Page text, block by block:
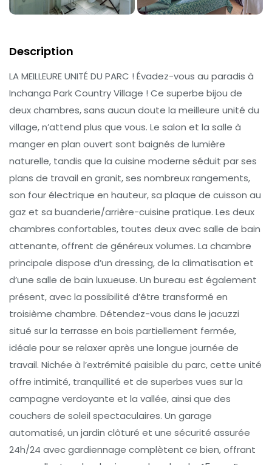
Description
LA MEILLEURE UNITÉ DU PARC ! Évadez-vous au paradis à
Inchanga Park Country Village ! Ce superbe bijou de
deux chambres, sans aucun doute la meilleure unité du
village, n’attend plus que vous. Le salon et la salle à
manger en plan ouvert sont baignés de lumière
naturelle, tandis que la cuisine moderne séduit par ses
plans de travail en granit, ses nombreux rangements,
son four électrique en hauteur, sa plaque de cuisson au
gaz et sa buanderie/arrière-cuisine pratique. Les deux
chambres confortables, toutes deux avec salle de bain
attenante, offrent de généreux volumes. La chambre
principale dispose d’un dressing, de la climatisation et
d’une salle de bain luxueuse. Un bureau est également
présent, avec la possibilité d’être transformé en
troisième chambre. Détendez-vous dans le jacuzzi
situé sur la terrasse en bois partiellement fermée,
idéale pour se relaxer après une longue journée de
travail. Nichée à l’extrémité paisible du parc, cette unité
offre intimité, tranquillité et de superbes vues sur la
campagne verdoyante et la vallée, ainsi que des
couchers de soleil spectaculaires. Un garage
automatisé, un jardin clôturé et une sécurité assurée
24h/24 avec gardiennage complètent ce bien, offrant